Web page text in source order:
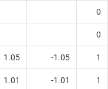
0
0
1.05 -1.05 1
1.01 -1.01 1